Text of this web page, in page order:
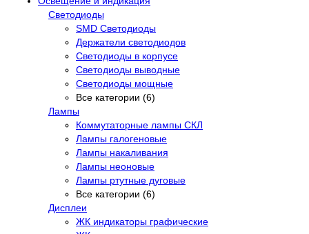
Светодиоды
SMD Светодиоды
Держатели светодиодов
Светодиоды в корпусе
Светодиоды выводные
Светодиоды мощные
Все категории (6)
Лампы
Коммутаторные лампы СКЛ
Лампы галогеновые
Лампы накаливания
Лампы неоновые
Лампы ртутные дуговые
Все категории (6)
Дисплеи
ЖК индикаторы графические